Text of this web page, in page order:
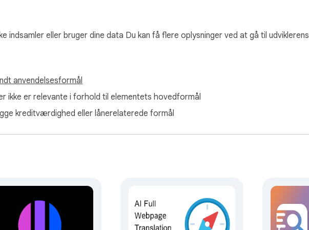
indsigter
forklaringer
data
sprogindlæring
indsamler eller bruger dine data Du kan få flere oplysninger ved at gå til udviklerens
anvendelsesformål
ikke er relevante i forhold til elementets hovedformål
kreditværdighed eller lånerelaterede formål